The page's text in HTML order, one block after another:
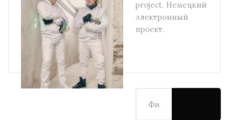
project. Немецкий
электронный
проект.